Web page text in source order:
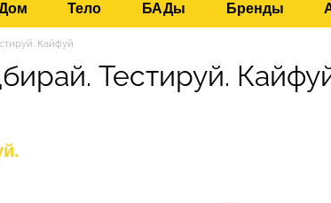
Тело БАДы Бренды
Кайфуй
Тестируй.